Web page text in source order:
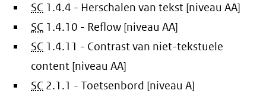
SC 1.4.4 - Herschalen van tekst [niveau AA]
SC 1.4.10 - Reflow [niveau AA]
SC 1.4.11 - Contrast van niet-tekstuele
content [niveau AA]
SC 2.1.1 - Toetsenbord [niveau A]